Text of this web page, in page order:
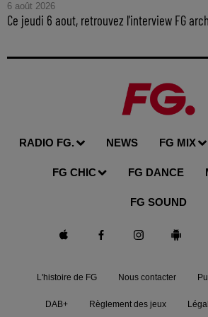
6 août 2026
Ce jeudi 6 aout, retrouvez l'interview FG
RADIO FG. NEWS FG MIX
FG CHIC FG DANCE
FG SOUND
L'histoire de FG Nous contacter
DAB+ Règlement des jeux